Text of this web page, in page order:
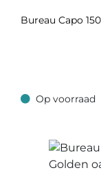
Bureau Capo
Op voorraad
Op voorraad